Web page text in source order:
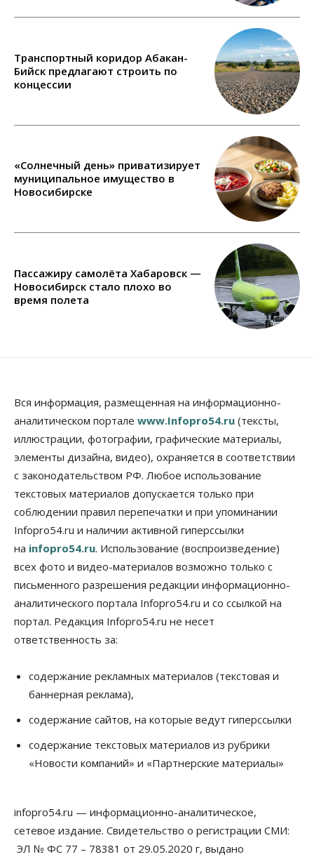
Транспортный коридор Абакан-
Бийск предлагают строить по
концессии
«Солнечный день» приватизирует
муниципальное имущество в
Новосибирске
Пассажиру самолёта Хабаровск —
Новосибирск стало плохо во
время полета
Вся информация, размещенная на информационно-
аналитическом портале www.Infopro54.ru (тексты,
иллюстрации, фотографии, графические материалы,
элементы дизайна, видео), охраняется в соответствии
с законодательством РФ. Любое использование
текстовых материалов допускается только при
соблюдении правил перепечатки и при упоминании
Infopro54.ru и наличии активной гиперссылки
на infopro54.ru. Использование (воспроизведение)
всех фото и видео-материалов возможно только с
письменного разрешения редакции информационно-
аналитического портала Infopro54.ru и со ссылкой на
портал. Редакция Infopro54.ru не несет
ответственность за:
содержание рекламных материалов (текстовая и
баннерная реклама),
содержание сайтов, на которые ведут гиперссылки
содержание текстовых материалов из рубрики
«Новости компаний» и «Партнерские материалы»
infopro54.ru — информационно-аналитическое,
сетевое издание. Свидетельство о регистрации СМИ:
ЭЛ № ФС 77 – 78381 от 29.05.2020 г, выдано